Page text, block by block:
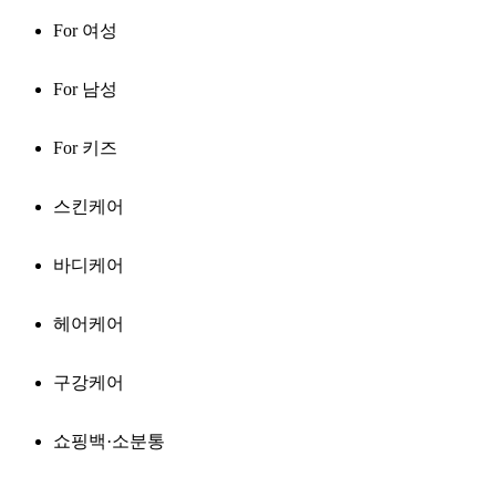
For 여성
For 남성
For 키즈
스킨케어
바디케어
헤어케어
구강케어
쇼핑백·소분통